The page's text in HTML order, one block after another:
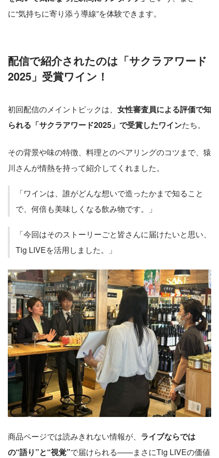
に“気持ちに寄り添う導線”を体験できます。
配信で紹介されたのは「サクラアワード
2025」受賞ワイン！
初回配信のメイントピックは、 女性審査員による評価で知
られる「サクラアワード2025」で受賞したワインたち。
その背景や味の特徴、料理とのペアリングのコツまで、猿
川さんが情熱を持って紹介してくれました。
「ワインは、誰がどんな想いで造ったかまで知ること
で、何倍も美味しくなる飲み物です。」
「今回はそのストーリーごと皆さんに届けたいと思い、
Tig LIVEを活用しました。」
商品ページでは読みきれない情報が、 ライブならでは
の“語り”と“視覚”で届けられる——まさにTig LIVEの価値